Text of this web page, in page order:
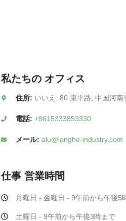
私たちの オフィス
住所: いいえ. 80 康平路, 中国河南
電話: +8615333853330
メール: alu@langhe-industry.com
仕事 営業時間
月曜日 - 金曜日 - 9午前から午後5
土曜日 - 9午前から午後3時まで